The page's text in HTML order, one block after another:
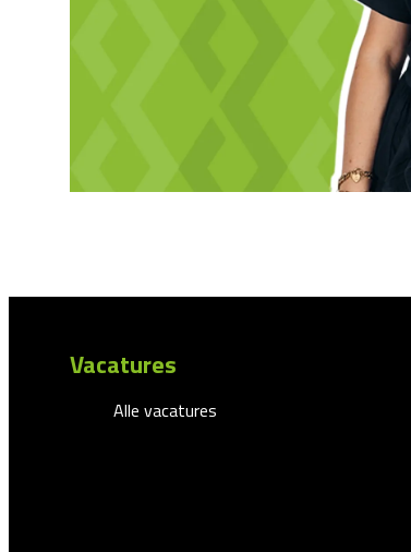
Vacatures
Alle vacatures